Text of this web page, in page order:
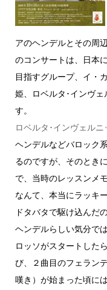
アのヘンデルとその周
のコンサートは、日本
目指すグループ、イ・
姫、ロベルタ･インヴ
す。
ロベルタ･インヴェルニ
ヘンデルなどバロック
るのですが、そのとき
で、当時のレッスンメ
なんて、本当にラッキ
ドタバタで駆け込んだ
ヘンデルらしい気分で
ロッソがスタートした
び、２曲目のフェラン
嘆き）が始まった頃に